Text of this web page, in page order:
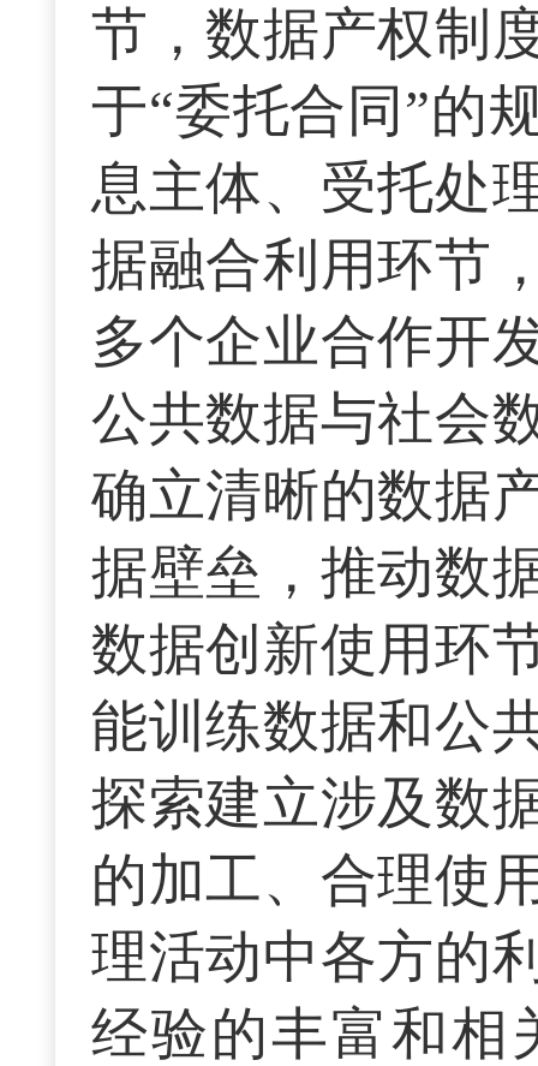
节，数据产权制
于“委托合同”的
息主体、受托处
据融合利用环节
多个企业合作开
公共数据与社会
确立清晰的数据
据壁垒，推动数
数据创新使用环
能训练数据和公
探索建立涉及数
的加工、合理使
理活动中各方的
经验的丰富和相